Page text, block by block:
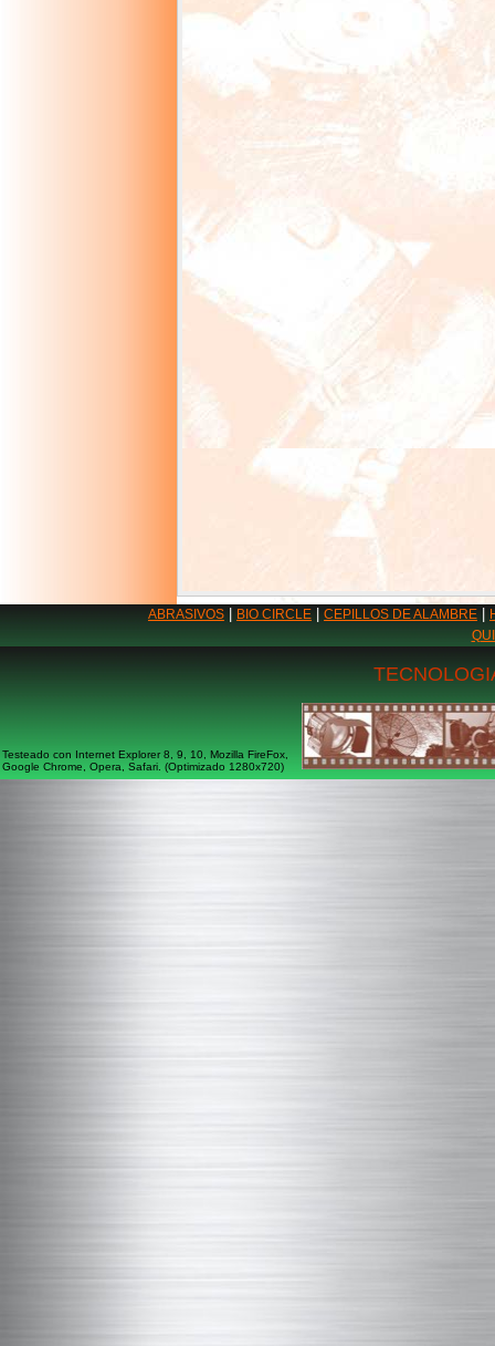
ABRASIVOS BIO CIRCLE CEPILLOS DE ALAMBRE
Testeado con Internet Explorer 8, 9, 10, Mozilla FireFox,
Google Chrome, Opera, Safari. (Optimizado 1280x720)